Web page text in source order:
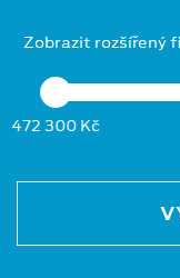
Zobrazit rozšířený
472 300 Kč